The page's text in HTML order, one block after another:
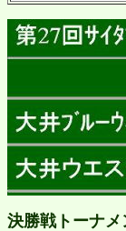
決勝戦トーナメ